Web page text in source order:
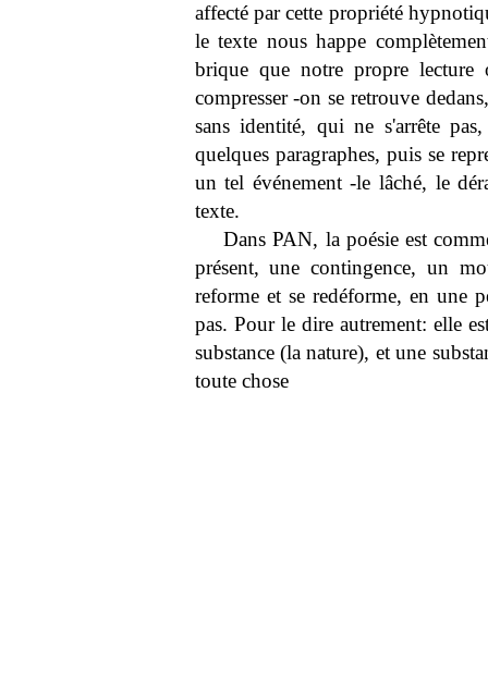
affecté par cette propriété
le texte nous happe
brique que notre propre
compresser -on se retrouve
sans identité, qui ne s'arrête
quelques paragraphes, puis se
un tel événement -le lâché, le
texte.
Dans PAN, la poésie est
présent, une contingence, un
reforme et se redéforme, en une
pas. Pour le dire autrement: elle
substance (la nature), et une
toute chose